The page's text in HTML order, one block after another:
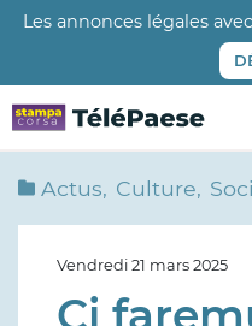
Aller
principal
Les annonces légales
Actus Culture
Vendredi 21 mars 2025